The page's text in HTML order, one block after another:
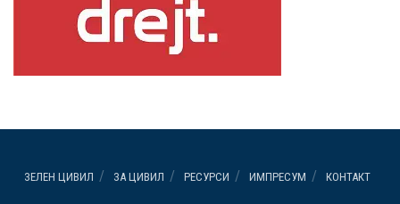
ЗЕЛЕН ЦИВИЛ ЗА ЦИВИЛ РЕСУРСИ ИМПРЕСУМ КОНТАКТ